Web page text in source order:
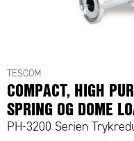
TESCOM
COMPACT, HIGH
SPRING OG DOME
PH-3200 Serien